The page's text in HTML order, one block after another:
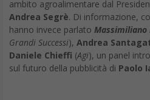
ambito agroalimentare dal
Andrea Segrè. Di informazione,
hanno invece parlato Massimiliano
Grandi Successi), Andrea
Daniele Chieffi (Agi), un panel
sul futuro della pubblicità di Paolo